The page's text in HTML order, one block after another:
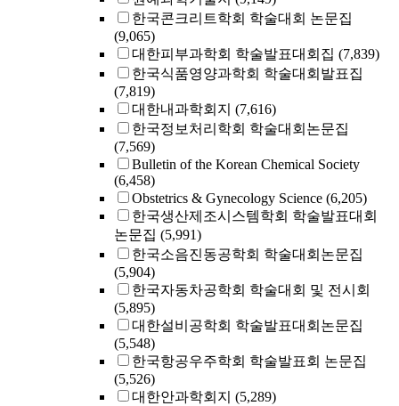
한국콘크리트학회 학술대회 논문집
(9,065)
대한피부과학회 학술발표대회집 (7,839)
한국식품영양과학회 학술대회발표집
(7,819)
대한내과학회지 (7,616)
한국정보처리학회 학술대회논문집
(7,569)
Bulletin of the Korean Chemical Society
(6,458)
Obstetrics & Gynecology Science (6,205)
한국생산제조시스템학회 학술발표대회
논문집 (5,991)
한국소음진동공학회 학술대회논문집
(5,904)
한국자동차공학회 학술대회 및 전시회
(5,895)
대한설비공학회 학술발표대회논문집
(5,548)
한국항공우주학회 학술발표회 논문집
(5,526)
대한안과학회지 (5,289)